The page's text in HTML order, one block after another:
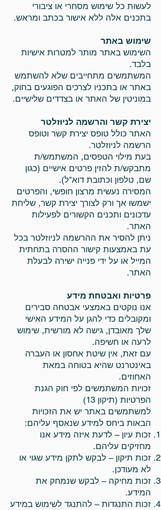
לעשות כל שימוש מסחרי או ציבורי
בתכנים אלה ללא אישור בכתב ומראש.
שימוש באתר
השימוש באתר מותר למטרות אישיות
בלבד.
המשתמשים מתחייבים שלא להשתמש
באתר או בתכניו לצרכים הפוגעים בחוק,
במוניטין של האתר או בצדדים שלישיים.
יצירת קשר והרשמה לניוזלטר
האתר כולל טופס יצירת קשר וטופס
הרשמה לניוזלטר.
בעת מילוי הטפסים, המשתמש/ת
מתבקש/ת להזין פרטים אישיים (כגון
שם, טלפון וכתובת דוא"ל).
המסירה נעשית מרצון חופשי, והפרטים
ישמשו אך ורק לצורך יצירת קשר, שליחת
עדכונים ותכנים הקשורים לפעילות
האתר.
ניתן להסיר את ההרשמה לניוזלטר בכל
עת באמצעות קישור ההסרה בתחתית
המייל או על ידי פנייה ישירה לבעלת
האתר.
פרטיות ואבטחת מידע
אנו נוקטים באמצעי אבטחה סבירים
ומקובלים כדי להגן על המידע האישי
שלך מאובדן, גישה לא מורשית, שימוש
לרעה או חשיפה.
עם זאת, אין שיטת אחסון או העברה
באינטרנט שהיא בטוחה במאת
האחוזים.
זכויות המשתמשים לפי חוק הגנת
הפרטיות (תיקון 13)
למשתמשים באתר יש את הזכויות
הבאות ביחס למידע שנאסף עליהם:
זכות עיון – לדעת איזה מידע אנו
מחזיקים עליהם.
זכות תיקון – לבקש לתקן מידע שגוי או
לא מעודכן.
זכות מחיקה – לבקש שנמחק את
המידע.
זכות התנגדות – להתנגד לשימוש במידע